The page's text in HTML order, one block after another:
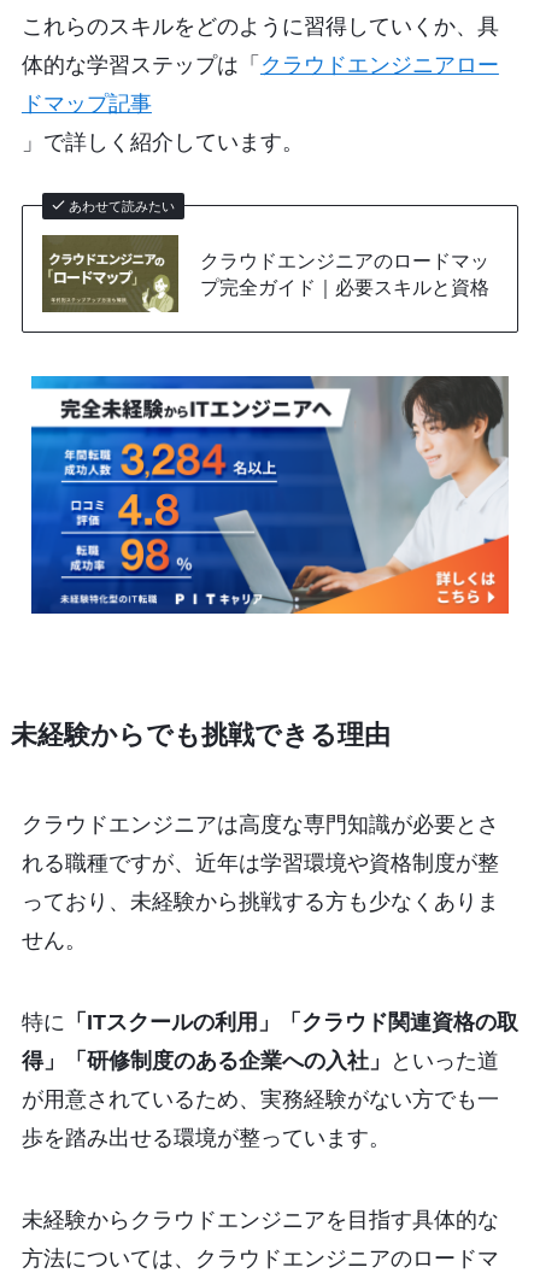
これらのスキルをどのように習得していくか、具
体的な学習ステップは「 クラウドエンジニアロー
ドマップ記事
」で詳しく紹介しています。
あわせて読みたい
クラウドエンジニアのロードマッ
プ完全ガイド｜必要スキルと資格
未経験からでも挑戦できる理由
クラウドエンジニアは高度な専門知識が必要とさ
れる職種ですが、近年は学習環境や資格制度が整
っており、未経験から挑戦する方も少なくありま
せん。
特に 「ITスクールの利用」「クラウド関連資格の取
得」「研修制度のある企業への入社」
といった道
が用意されているため、実務経験がない方でも一
歩を踏み出せる環境が整っています。
未経験からクラウドエンジニアを目指す具体的な
方法については、クラウドエンジニアのロードマ